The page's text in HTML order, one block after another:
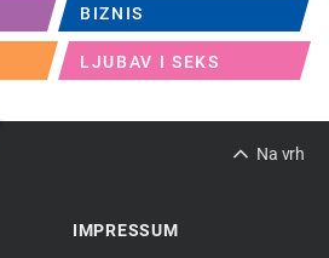
BIZNIS
LJUBAV I SEKS
Na vrh
IMPRESSUM